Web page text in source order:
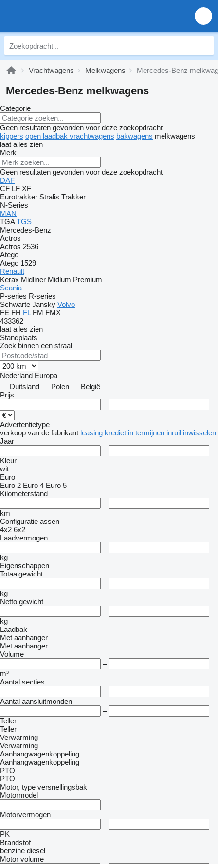
Vrachtwagens Melkwagens Mercedes-Benz
Mercedes-Benz melkwagens
Categorie
Geen resultaten gevonden voor deze zoekopdracht
kippers open laadbak vrachtwagens bakwagens melkwagens
laat alles zien
Merk
Geen resultaten gevonden voor deze zoekopdracht
DAF
CF LF XF
Eurotrakker Stralis Trakker
N-Series
MAN
TGA TGS
Mercedes-Benz
Actros
Actros 2536
Atego
Atego 1529
Renault
Kerax Midliner Midlum Premium
Scania
P-series R-series
Schwarte Jansky Volvo
FE FH FL FM FMX
433362
laat alles zien
Standplaats
Zoek binnen een straal
Nederland Europa
Duitsland
Polen
België
Prijs
–
Advertentietype
verkoop van de fabrikant leasing krediet in termijnen inruil inwisselen
Jaar
–
Kleur
wit
Euro
Euro 2 Euro 4 Euro 5
Kilometerstand
–
km
Configuratie assen
4x2 6x2
Laadvermogen
–
kg
Eigenschappen
Totaalgewicht
–
kg
Netto gewicht
–
kg
Laadbak
Met aanhanger
Met aanhanger
Volume
–
m³
Aantal secties
–
Aantal aansluitmonden
–
Teller
Teller
Verwarming
Verwarming
Aanhangwagenkoppeling
Aanhangwagenkoppeling
PTO
PTO
Motor, type versnellingsbak
Motormodel
Motorvermogen
–
PK
Brandstof
benzine diesel
Motor volume